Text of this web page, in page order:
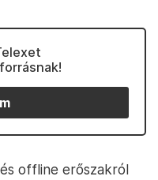
offline erőszakról